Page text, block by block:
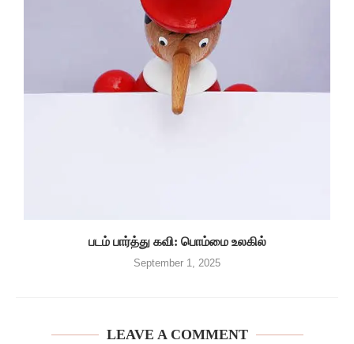
படம் பார்த்து கவி: பொம்மை உலகில்
September 1, 2025
LEAVE A COMMENT